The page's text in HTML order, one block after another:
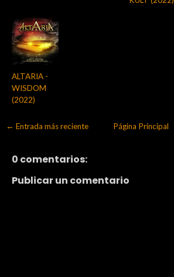
ALTARIA -
WISDOM
(2022)
← Entrada más reciente Página Principal
0 comentarios:
Publicar un comentario